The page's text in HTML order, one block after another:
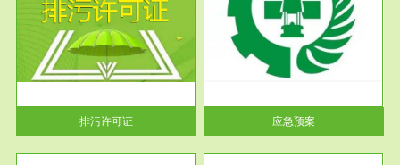
排污许可证
应急预案
根据《中华人民共和国环境保护
法》第十九条 企业事业单位应
当按照...
应急预案